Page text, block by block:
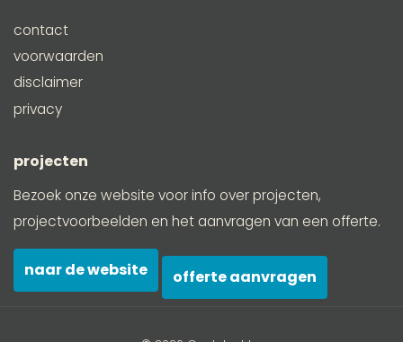
contact
voorwaarden
disclaimer
privacy
projecten
Bezoek onze website voor info over projecten,
projectvoorbeelden en het aanvragen van een offerte.
naar de website offerte aanvragen